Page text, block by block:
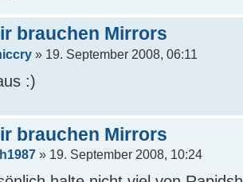
brauchen Mirrors
» 19. September 2008, 06:11
:)
brauchen Mirrors
» 19. September 2008, 10:24